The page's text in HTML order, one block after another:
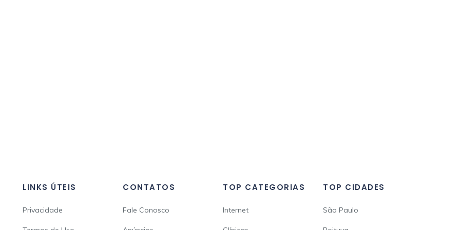
LINKS ÚTEIS
Privacidade
CONTATOS
Fale Conosco
TOP CATEGORIAS
Internet
TOP CIDADES
São Paulo